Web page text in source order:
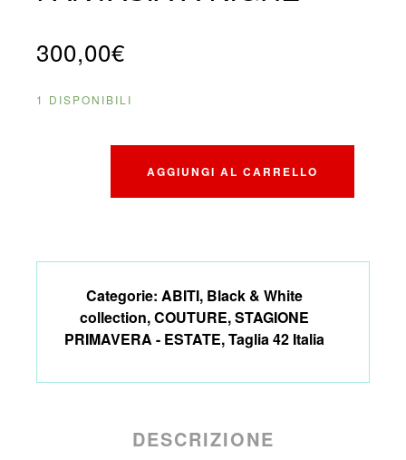
300,00€
1 DISPONIBILI
AGGIUNGI AL CARRELLO
Categorie: ABITI, Black & White
collection,COUTURE,STAGIONE
PRIMAVERA - ESTATE,Taglia 42 Italia
DESCRIZIONE